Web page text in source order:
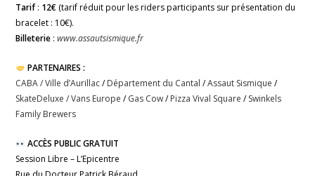
Tarif: 12€ (tarif réduit pour les riders participants sur présentation du
bracelet : 10€).
Billeterie :www.assautsismique.fr
PARTENAIRES :
CABA /Ville d’Aurillac/Département du Cantal /Assaut Sismique /
SkateDeluxe / Vans Europe /Gas Cow/Pizza Vival Square /Swinkels
Family Brewers
ACCÈS PUBLIC GRATUIT
Session Libre – L’Epicentre